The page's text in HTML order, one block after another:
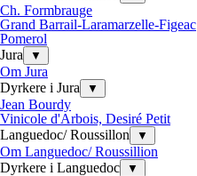
Ch. Formbrauge
Grand Barrail-Laramarzelle-Figeac
Pomerol
Jura
▼
Om Jura
Dyrkere i Jura
▼
Jean Bourdy
Vinicole d'Arbois, Desiré Petit
Languedoc/ Roussillon
▼
Om Languedoc/ Roussillion
Dyrkere i Languedoc
▼